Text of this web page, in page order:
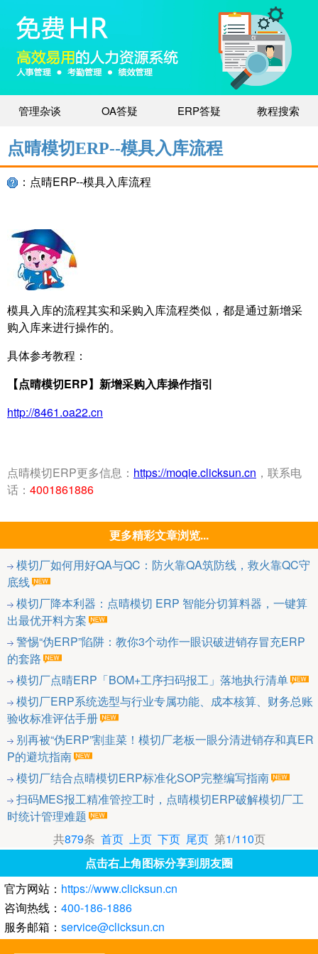
管理杂谈 OA答疑 ERP答疑 教程搜索
点晴模切ERP--模具入库流程
：点晴ERP--模具入库流程
模具入库的流程其实和采购入库流程类似，都是通过新增采
购入库来进行操作的。
具体参考教程：
【点晴模切ERP】新增采购入库操作指引
http://8461.oa22.cn
点晴模切ERP更多信息： https://moqie.clicksun.cn ，联系电
话： 4001861886
更多精彩文章浏览...
模切厂如何用好QA与QC：防火靠QA筑防线，救火靠QC守
底线
模切厂降本利器：点晴模切 ERP 智能分切算料器，一键算
出最优开料方案
警惕“伪ERP”陷阱：教你3个动作一眼识破进销存冒充ERP
的套路
模切厂点晴ERP「BOM+工序扫码报工」落地执行清单
模切厂ERP系统选型与行业专属功能、成本核算、财务总账
验收标准评估手册
别再被“伪ERP”割韭菜！模切厂老板一眼分清进销存和真ER
P的避坑指南
模切厂结合点晴模切ERP标准化SOP完整编写指南
扫码MES报工精准管控工时，点晴模切ERP破解模切厂工
时统计管理难题
共879条 首页 上页 下页 尾页第1/110页
点击右上角图标分享到朋友圈
官方网站： https://www.clicksun.cn
咨询热线： 400-186-1886
服务邮箱： service@clicksun.cn